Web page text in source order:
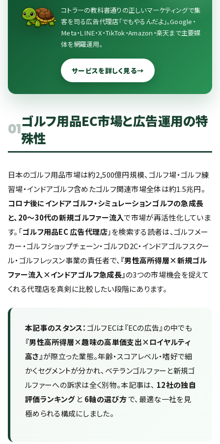
コトラーの教科書通りの正しいマーケティングで集
客を司る広告代理店「でもやるんだよ」。Google・
Meta・LINE・X・TikTok・Amazon・楽天まで主要媒
体を網羅運用。
サービスを詳しく見る→
01ゴルフ用品EC市場と広告運用の特
殊性
日本のゴルフ用品市場は約2,500億円規模、ゴルフ場・ゴルフ練
習場・インドアゴルフ含めたゴルフ関連市場全体は約1.5兆円。
コロナ後にインドアゴルフ・シミュレーションゴルフの急成長
と、20〜30代の新規ゴルファー流入で市場が再活性化していま
す。「ゴルフ用品EC 広告代理店」を検索する読者は、ゴルフメー
カー・ゴルフショップチェーン・ゴルフD2C・インドアゴルフスクー
ル・ゴルフレッスン事業の責任者で、 『男性高所得層×新規ゴル
ファー流入×インドアゴルフ急成長』の3つの市場機会を捉えて
くれる代理店を真剣に比較したい段階にあります。
本記事のスタンス： ゴルフECは『ECの広告』の中でも
『男性高所得層×趣味の高単価支出×ロイヤルティ
高さ』が際立った業態。年齢・スコアレベル・嗜好で細
かくセグメントが分かれ、ベテランゴルファーと新規ゴ
ルファーへの訴求は全く別物。本記事は、 12社の独自
評価ランキングと 6軸の選び方で、最適な一社を見
極められる構成にしました。